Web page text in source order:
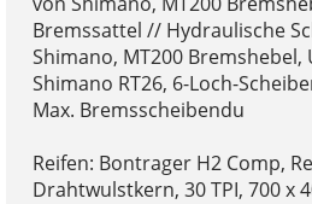
Bremssattel // Hydraulische
Shimano, MT200 Bremshebel,
Shimano RT26, 6-Loch-
Max. Bremsscheibendu
Reifen: Bontrager H2 Comp,
Drahtwulstkern, 30 TPI, 700 x